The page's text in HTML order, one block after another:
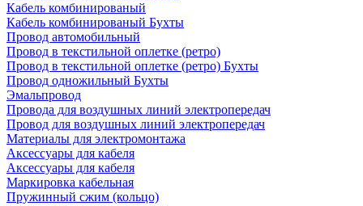
Кабель комбинированый
Кабель комбинированый Бухты
Провод автомобильный
Провод в текстильной оплетке (ретро)
Провод в текстильной оплетке (ретро) Бухты
Провод одножильный Бухты
Эмальпровод
Провода для воздушных линий электропередач
Провод для воздушных линий электропередач
Материалы для электромонтажа
Аксессуары для кабеля
Аксессуары для кабеля
Маркировка кабельная
Пружинный сжим (кольцо)